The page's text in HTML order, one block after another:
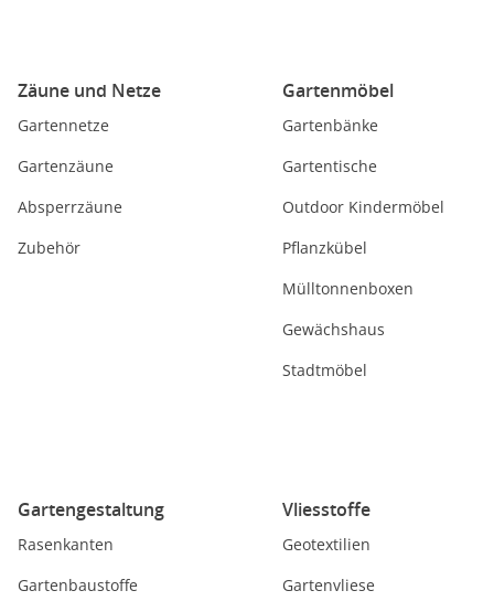
Zäune und Netze
Gartennetze
Gartenzäune
Absperrzäune
Zubehör
Gartenmöbel
Gartenbänke
Gartentische
Outdoor Kindermöbel
Pflanzkübel
Mülltonnenboxen
Gewächshaus
Stadtmöbel
Gartengestaltung
Rasenkanten
Gartenbaustoffe
Vliesstoffe
Geotextilien
Gartenvliese